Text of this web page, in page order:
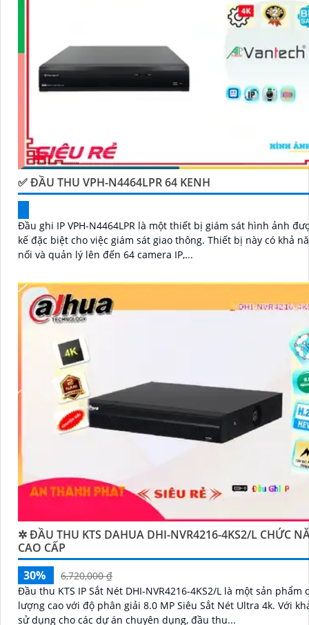
WDR, cân bằng sáng, chống nhiễu 3D. - Giá phải chăng
và không gian lắp đặt của bạn. Bạn có thể tham khảo
tin chi tiết và mua hàng tại các cửa hàng điện tử uy tín
hàng thiết bị an ninh chuyên nghiệp. Chúc bạn tìm được
✅ ĐẦU THU VPH-N4464LPR 64 KENH
Đầu ghi IP VPH-N4464LPR là một thiết bị giám sát hình ảnh
kế đặc biệt cho việc giám sát giao thông. Thiết bị này có khả năng kết
nối và quản lý lên đến 64 camera IP,...
✲ ĐẦU THU KTS DAHUA DHI-NVR4216-4KS2/L CHỨC
CAO CẤP
30%
6,720,000 ₫
Đầu thu KTS IP Sắt Nét DHI-NVR4216-4KS2/L là một sản phẩm
lượng cao với độ phân giải 8.0 MP Siêu Sắt Nét Ultra 4k. Với khả năng
sử dụng cho các dự án chuyên dụng, đầu thu...